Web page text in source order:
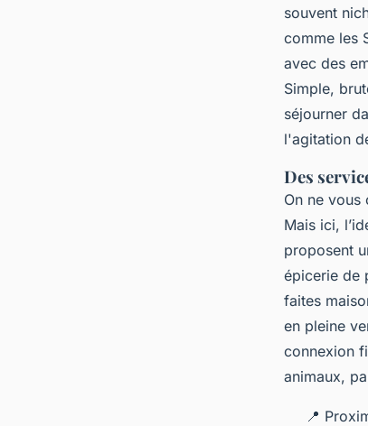
souvent
comme les
avec des
Simple,
séjourner
l'agitation
Des
On ne vous
Mais ici,
proposent
épicerie de
faites
en pleine
connexion
animaux,
📍